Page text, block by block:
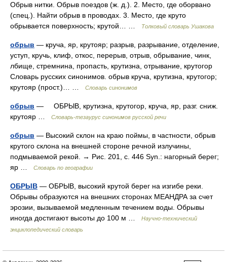
Обрыв нитки. Обрыв поездов (ж. д.). 2. Место, где оборвано
(спец.). Найти обрыв в проводах. 3. Место, где круто
обрывается поверхность; крутой… …
Толковый словарь Ушакова
обрыв — круча, яр, крутояр; разрыв, разрывание, отделение,
уступ, кручь, клиф, откос, перерыв, отрыв, обрывание, чинк,
лбище, стремнина, пропасть, крутизна, отрывание, крутогор
Словарь русских синонимов. обрыв круча, крутизна, крутогор;
крутояр (прост.)… …
Словарь синонимов
обрыв — ОБРЫВ, крутизна, крутогор, круча, яр, разг. сниж.
крутояр …
Словарь-тезаурус синонимов русской речи
обрыв — Высокий склон на краю поймы, в частности, обрыв
крутого склона на внешней стороне речной излучины,
подмываемой рекой. → Рис. 201, с. 446 Syn.: нагорный берег;
яр …
Словарь по географии
ОБРЫВ — ОБРЫВ, высокий крутой берег на изгибе реки.
Обрывы образуются на внешних сторонах МЕАНДРА за счет
эрозии, вызываемой медленным течением воды. Обрывы
иногда достигают высоты до 100 м …
Научно-технический
энциклопедический словарь